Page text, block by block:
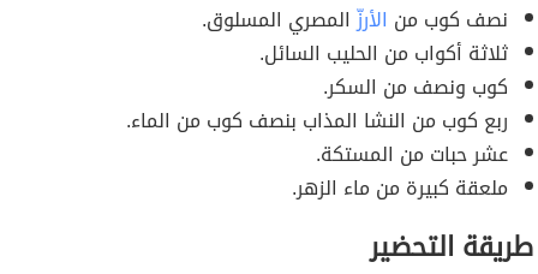
نصف كوب من الأرزّالمصري المسلوق.
ثلاثة أكواب من الحليب السائل.
كوب ونصف من السكر.
ربع كوب من النشا المذاب بنصف كوب من الماء.
عشر حبات من المستكة.
ملعقة كبيرة من ماء الزهر.
طريقة التحضير